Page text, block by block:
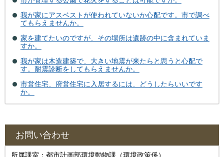
我が家にアスベストが使われていないか心配です。市で調べ
てもらえませんか。
家を建てたいのですが、その場所は遺跡の中に含まれていま
すか。
我が家は木造建築で、大きい地震が来たらと思うと心配で
す。耐震診断をしてもらえませんか。
市営住宅、府営住宅に入居するには、どうしたらいいです
か。
お問い合わせ
所属課室：都市計画部環境動物課（環境政策係）